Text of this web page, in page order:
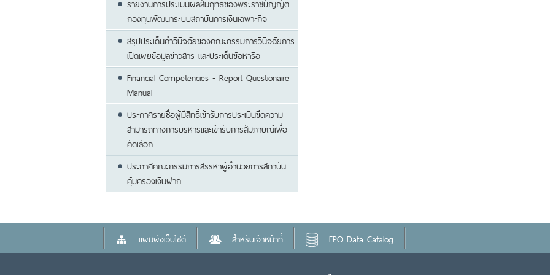
รายงานการประเมินผลสัมฤทธิ์ของพระราชบัญญัติ
กองทุนพัฒนาระบบสถาบันการเงินเฉพาะกิจ
สรุปประเด็นคำวินิจฉัยของคณะกรรมการวินิจฉัยการ
เปิดเผยข้อมูลข่าวสาร และประเด็นข้อหารือ
Financial Competencies - Report Questionaire
Manual
ประกาศรายชื่อผู้มีสิทธิ์เข้ารับการประเมินขีดความ
สามารถทางการบริหารและเข้ารับการสัมภาษณ์เพื่อ
คัดเลือก
ประกาศคณะกรรมการสรรหาผู้อำนวยการสถาบัน
คุ้มครองเงินฝาก
แผนผังเว็บไซต์ สำหรับเจ้าหน้าที่ FPO Data Catalog